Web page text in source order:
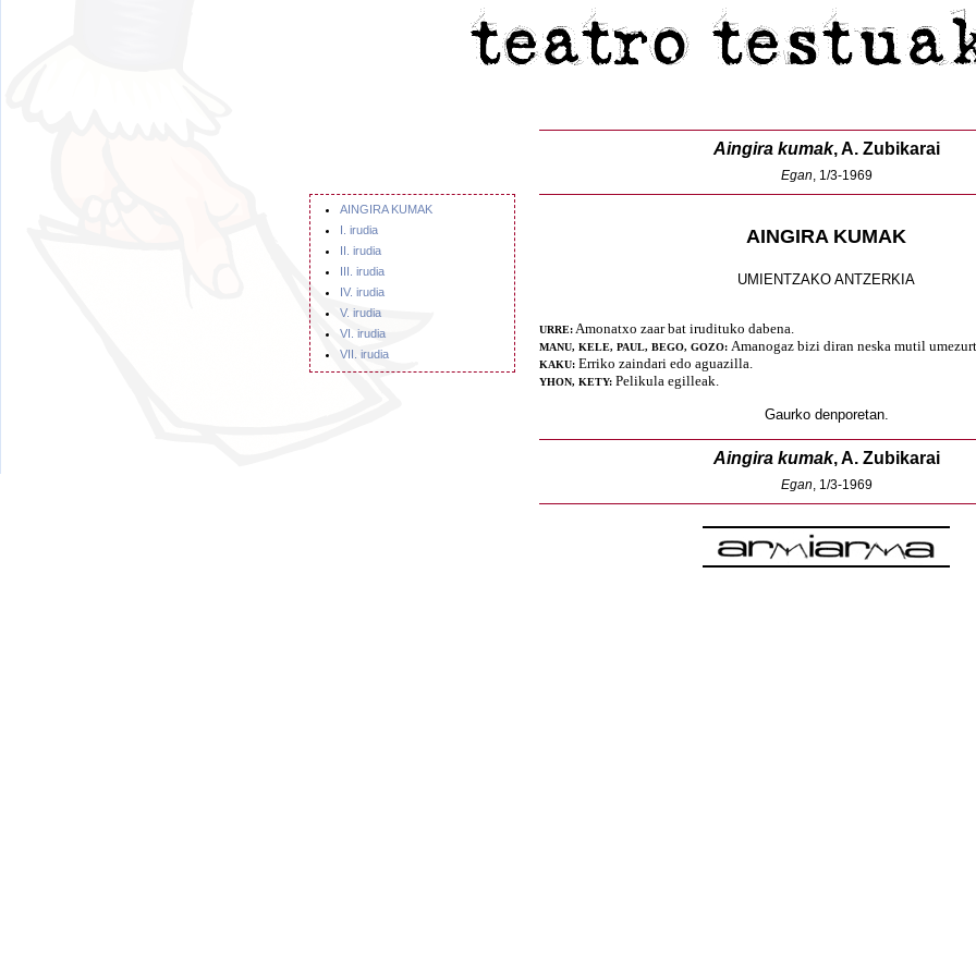
AINGIRA KUMAK
I. irudia
II. irudia
III. irudia
IV. irudia
V. irudia
VI. irudia
VII. irudia
Aingira kumak, A. Zubikarai
Egan, 1/3-1969
AINGIRA KUMAK
UMIENTZAKO ANTZERKIA
URRE:Amonatxo zaar bat irudituko dabena.
MANU, KELE, PAUL, BEGO, GOZO: Amanogaz bizi diran neska mutil
KAKU: Erriko zaindari edo aguazilla.
YHON, KETY: Pelikula egilleak.
Gaurko denporetan.
Aingira kumak, A. Zubikarai
Egan, 1/3-1969